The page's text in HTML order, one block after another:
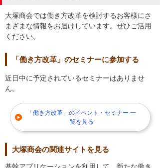
大塚商会では働き方改革を検討するお客様にさ
まざまな情報をお届けしています。ぜひご活用
ください。
「働き方改革」のセミナーに参加する
近日中に予定されているセミナーはありませ
ん。
「働き方改革」のイベント・セミナー 一
覧を見る
大塚商会の関連サイトを見る